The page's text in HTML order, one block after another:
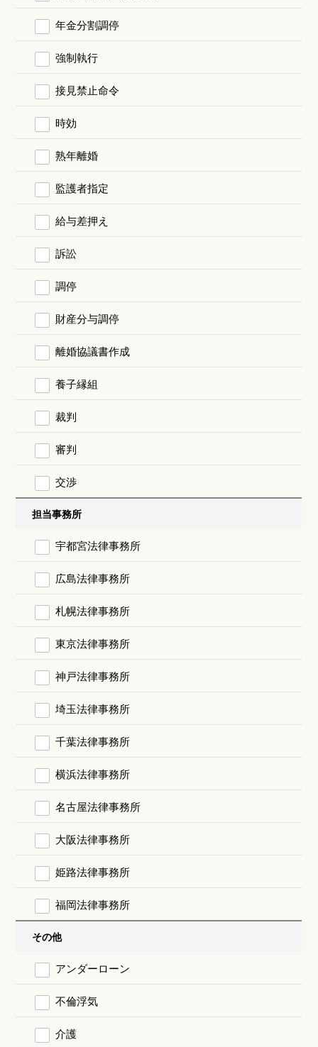
年金分割調停
強制執行
接見禁止命令
時効
熟年離婚
監護者指定
給与差押え
訴訟
調停
財産分与調停
離婚協議書作成
養子縁組
裁判
審判
交渉
担当事務所
宇都宮法律事務所
広島法律事務所
札幌法律事務所
東京法律事務所
神戸法律事務所
埼玉法律事務所
千葉法律事務所
横浜法律事務所
名古屋法律事務所
大阪法律事務所
姫路法律事務所
福岡法律事務所
その他
アンダーローン
不倫浮気
介護